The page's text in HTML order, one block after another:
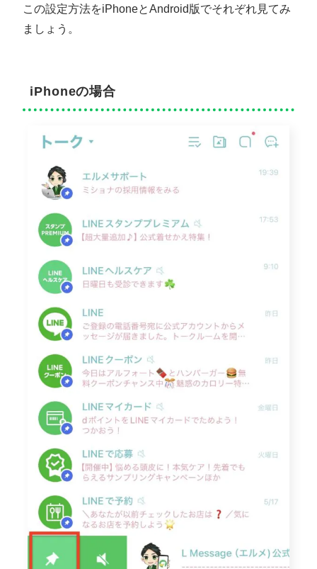
この設定方法をiPhoneとAndroid版でそれぞれ見てみ
ましょう。
iPhoneの場合